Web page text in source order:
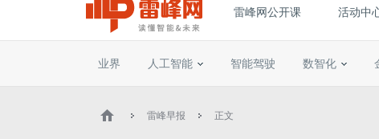
雷峰网公开课 活动中
业界 人工智能 智能驾驶 数智化
雷峰早报 正文